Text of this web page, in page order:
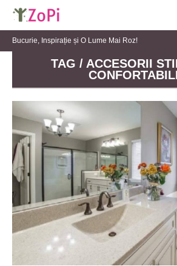
Bucurie, Inspirație și O Lume Mai Roz!
TAG / ACCESORII